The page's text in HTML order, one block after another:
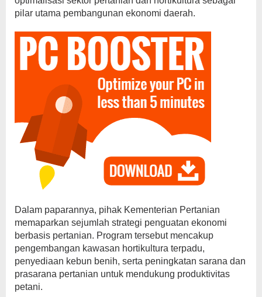
pilar utama pembangunan ekonomi daerah.
Dalam paparannya, pihak Kementerian Pertanian
memaparkan sejumlah strategi penguatan ekonomi
berbasis pertanian. Program tersebut mencakup
pengembangan kawasan hortikultura terpadu,
penyediaan kebun benih, serta peningkatan sarana dan
prasarana pertanian untuk mendukung produktivitas
petani.